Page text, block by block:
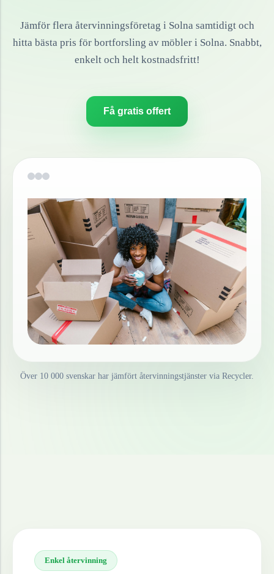
Jämför flera återvinningsföretag i Solna samtidigt och
hitta bästa pris för bortforsling av möbleri Solna. Snabbt,
enkelt och helt kostnadsfritt!
Få gratis offert
Över 10 000 svenskar har jämfört återvinningstjänster via Recycler.
Enkel återvinning